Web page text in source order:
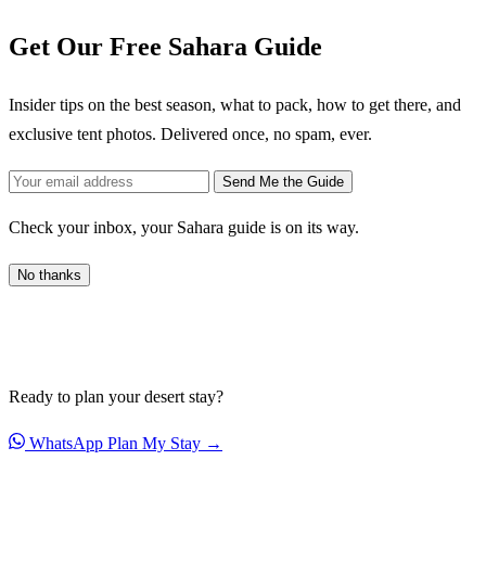
Get Our Free Sahara Guide
Insider tips on the best season, what to pack, how to get there, and
exclusive tent photos. Delivered once, no spam, ever.
Send Me the Guide
Check your inbox, your Sahara guide is on its way.
No thanks
Ready to plan your desert stay?
WhatsApp Plan My Stay →